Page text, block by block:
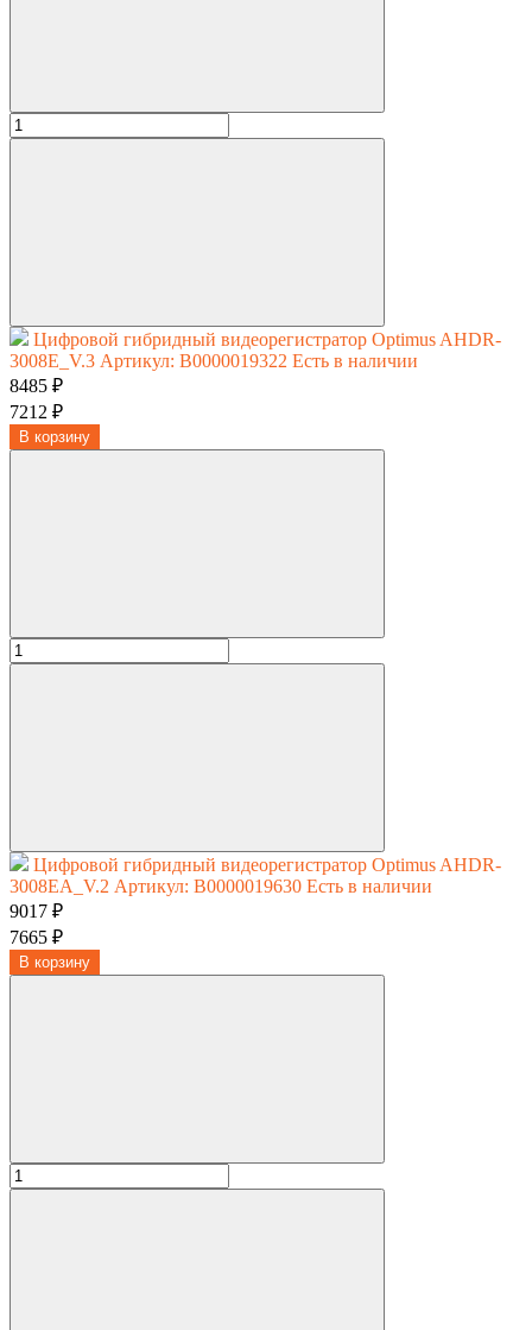
Цифровой гибридный видеорегистратор Optimus AHDR-
3008E_V.3 Артикул: В0000019322 Есть в наличии
8485 ₽
7212 ₽
В корзину
Цифровой гибридный видеорегистратор Optimus AHDR-
3008EA_V.2 Артикул: В0000019630 Есть в наличии
9017 ₽
7665 ₽
В корзину